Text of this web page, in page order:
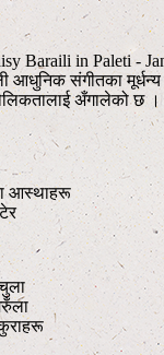
Baraili in Paleti -
आधुनिक संगीतका
अँगालेको छ ।
आस्थाहरू